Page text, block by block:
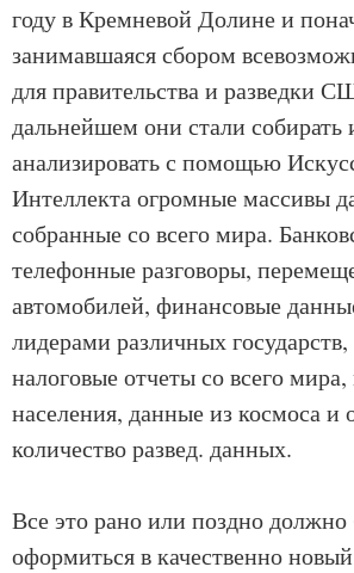
году в Кремневой Долине и
занимавшаяся сбором
для правительства и разведки
дальнейшем они стали собирать
анализировать с помощью
Интеллекта огромные массивы
собранные со всего мира.
телефонные разговоры,
автомобилей, финансовые
лидерами различных
налоговые отчеты со всего
населения, данные из космоса и
количество развед. данных.
Все это рано или поздно
оформиться в качественно